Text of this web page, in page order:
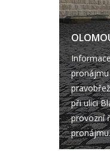
při ulici
provozní